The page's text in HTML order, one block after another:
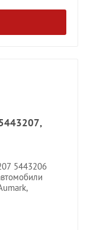
5443206